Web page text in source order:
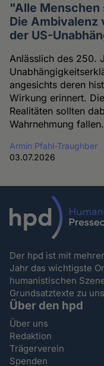
"Alle
Die Ambivalenz
der US-
Anlässlich des 250.
angesichts deren
Wirkung erinnert.
Realitäten sollten
Wahrnehmung fallen.
Armin Pfahl-Traughber
03.07.2026
Der hpd ist mit
Jahr das wichtigste
humanistischen
Grundsatztexte zu
Über den hpd
Über uns
Redaktion
Trägerverein
Spenden